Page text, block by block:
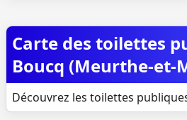
Carte des toilettes
Boucq (Meurthe-et-
Découvrez les toilettes